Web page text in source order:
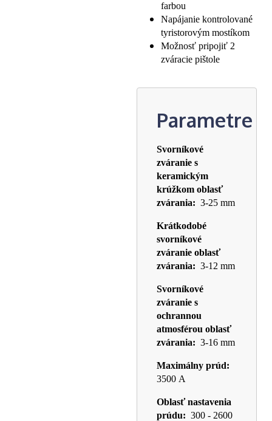
farbou
Napájanie kontrolované
tyristorovým mostíkom
Možnosť pripojiť 2
zváracie pištole
Parametre
Svorníkové
zváranie s
keramickým
krúžkom oblasť
zvárania: 3-25 mm
Krátkodobé
svorníkové
zváranie oblasť
zvárania: 3-12 mm
Svorníkové
zváranie s
ochrannou
atmosférou oblasť
zvárania: 3-16 mm
Maximálny prúd:
3500 A
Oblasť nastavenia
prúdu: 300 - 2600